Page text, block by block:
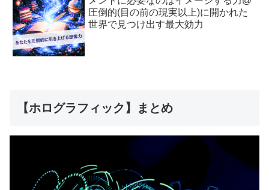
圧倒的(目の前の現実以上)に開かれた
世界で見つけ出す最大効力
【ホログラフィック】まとめ